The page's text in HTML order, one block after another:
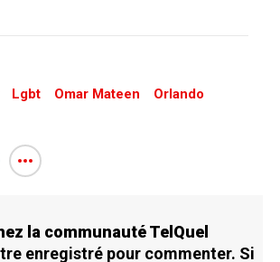
Lgbt Omar Mateen
Orlando
la communauté TelQuel
enregistré pour commenter. Si